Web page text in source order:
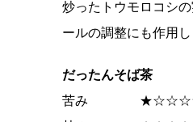
炒ったトウモロコシ
ールの調整にも作用
だったんそば茶
苦み